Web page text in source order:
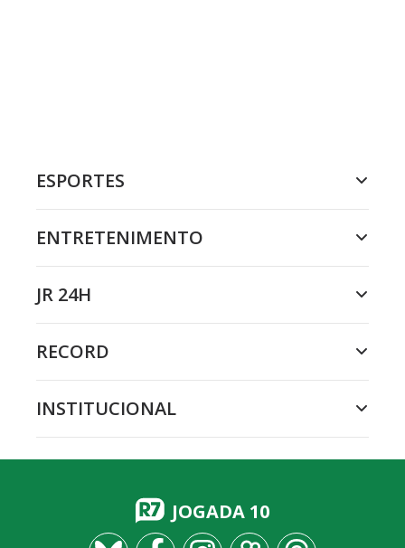
ESPORTES
ENTRETENIMENTO
JR 24H
RECORD
INSTITUCIONAL
JOGADA 10